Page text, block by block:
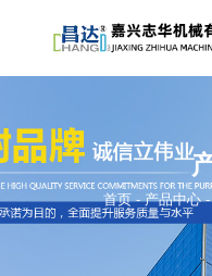
首页-产品中心 -